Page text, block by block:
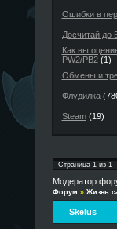
Ошибки в
Досчитай
Как вы
PW2/PB2(1)
Обмены и
Флудилка
Steam(19)
Страница 1из 1
Модератор
Форум » Жизнь
Skelus